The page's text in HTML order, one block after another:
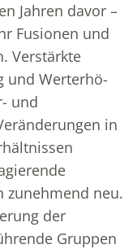
Jahren davor –
Fusionen und
Verstärkte
und Werterhö­
und
in
zunehmend neu.
der
Gruppen